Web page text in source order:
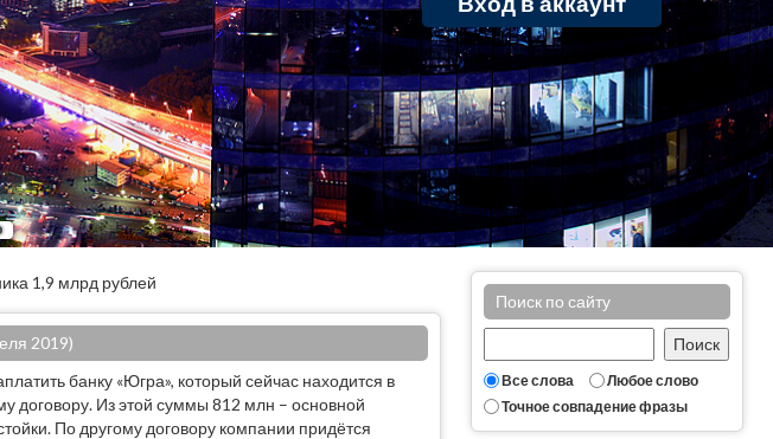
Поиск по сайту
Все слова
Любое слово
Точное совпадение фразы
1,9 млрд рублей
2019)
банку «Югра», который сейчас находится в
договору. Из этой суммы 812 млн – основной
По другому договору компании придётся